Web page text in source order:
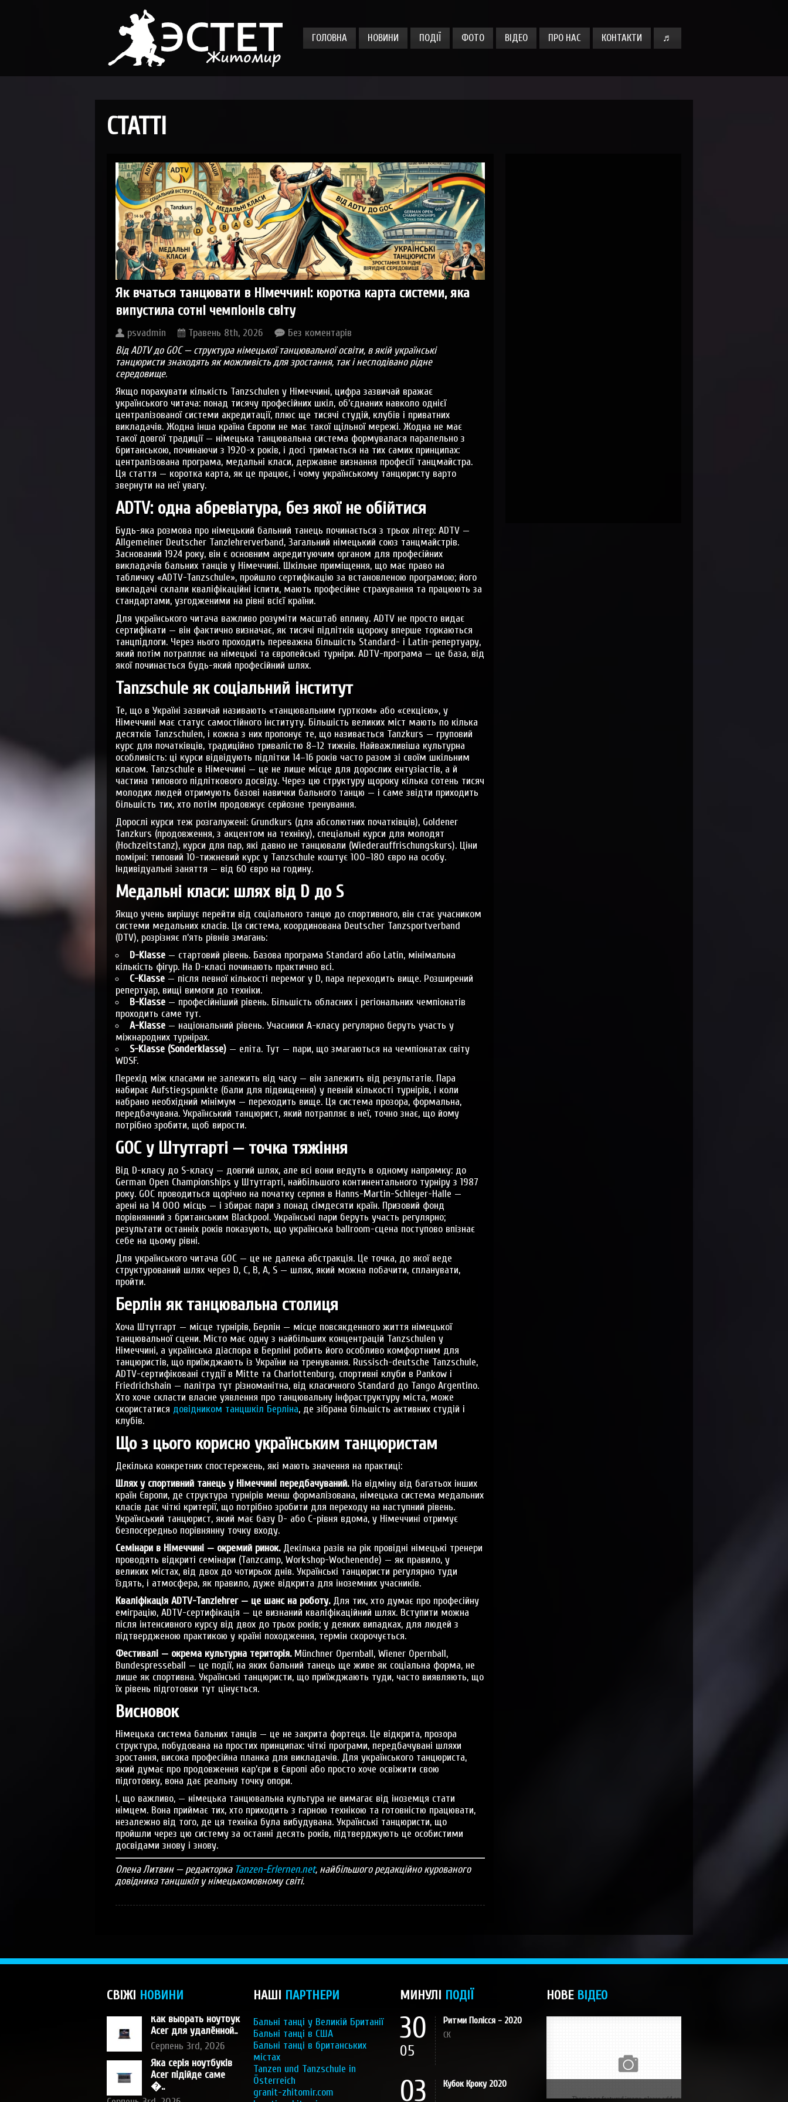
ГОЛОВНА НОВИНИ ПОДІЇ ФОТО ВІДЕО ПРО НАС КОНТАКТИ ♬
СТАТТІ
Як вчаться танцювати в Німеччині: коротка карта системи, яка
випустила сотні чемпіонів світу
psvadmin Травень 8th, 2026
Без коментарів
Від ADTV до GOC — структура німецької танцювальної освіти, в якій українські
танцюристи знаходять як можливість для зростання, так і несподівано рідне
середовище.
Якщо порахувати кількість Tanzschulen у Німеччині, цифра зазвичай вражає
українського читача: понад тисячу професійних шкіл, об’єднаних навколо однієї
централізованої системи акредитації, плюс ще тисячі студій, клубів і приватних
викладачів. Жодна інша країна Європи не має такої щільної мережі. Жодна не має
такої довгої традиції — німецька танцювальна система формувалася паралельно з
британською, починаючи з 1920-х років, і досі тримається на тих самих принципах:
централізована програма, медальні класи, державне визнання професії танцмайстра.
Ця стаття — коротка карта, як це працює, і чому українському танцюристу варто
звернути на неї увагу.
ADTV: одна абревіатура, без якої не обійтися
Будь-яка розмова про німецький бальний танець починається з трьох літер: ADTV —
Allgemeiner Deutscher Tanzlehrerverband, Загальний німецький союз танцмайстрів.
Заснований 1924 року, він є основним акредитуючим органом для професійних
викладачів бальних танців у Німеччині. Шкільне приміщення, що має право на
табличку «ADTV-Tanzschule», пройшло сертифікацію за встановленою програмою; його
викладачі склали кваліфікаційні іспити, мають професійне страхування та працюють за
стандартами, узгодженими на рівні всієї країни.
Для українського читача важливо розуміти масштаб впливу. ADTV не просто видає
сертифікати — він фактично визначає, як тисячі підлітків щороку вперше торкаються
танцпідлоги. Через нього проходить переважна більшість Standard- і Latin-репертуару,
який потім потрапляє на німецькі та європейські турніри. ADTV-програма — це база, від
якої починається будь-який професійний шлях.
Tanzschule як соціальний інститут
Те, що в Україні зазвичай називають «танцювальним гуртком» або «секцією», у
Німеччині має статус самостійного інституту. Більшість великих міст мають по кілька
десятків Tanzschulen, і кожна з них пропонує те, що називається Tanzkurs — груповий
курс для початківців, традиційно тривалістю 8–12 тижнів. Найважливіша культурна
особливість: ці курси відвідують підлітки 14–16 років часто разом зі своїм шкільним
класом. Tanzschule в Німеччині — це не лише місце для дорослих ентузіастів, а й
частина типового підліткового досвіду. Через цю структуру щороку кілька сотень тисяч
молодих людей отримують базові навички бального танцю — і саме звідти приходить
більшість тих, хто потім продовжує серйозне тренування.
Дорослі курси теж розгалужені: Grundkurs (для абсолютних початківців), Goldener
Tanzkurs (продовження, з акцентом на техніку), спеціальні курси для молодят
(Hochzeitstanz), курси для пар, які давно не танцювали (Wiederauffrischungskurs). Ціни
помірні: типовий 10-тижневий курс у Tanzschule коштує 100–180 євро на особу.
Індивідуальні заняття — від 60 євро на годину.
Медальні класи: шлях від D до S
Якщо учень вирішує перейти від соціального танцю до спортивного, він стає учасником
системи медальних класів. Ця система, координована Deutscher Tanzsportverband
(DTV), розрізняє п’ять рівнів змагань:
D-Klasse — стартовий рівень. Базова програма Standard або Latin, мінімальна
кількість фігур. На D-класі починають практично всі.
C-Klasse — після певної кількості перемог у D, пара переходить вище. Розширений
репертуар, вищі вимоги до техніки.
B-Klasse — професійніший рівень. Більшість обласних і регіональних чемпіонатів
проходить саме тут.
A-Klasse — національний рівень. Учасники A-класу регулярно беруть участь у
міжнародних турнірах.
S-Klasse (Sonderklasse) — еліта. Тут — пари, що змагаються на чемпіонатах світу
WDSF.
Перехід між класами не залежить від часу — він залежить від результатів. Пара
набирає Aufstiegspunkte (бали для підвищення) у певній кількості турнірів, і коли
набрано необхідний мінімум — переходить вище. Ця система прозора, формальна,
передбачувана. Український танцюрист, який потрапляє в неї, точно знає, що йому
потрібно зробити, щоб вирости.
GOC у Штутгарті — точка тяжіння
Від D-класу до S-класу — довгий шлях, але всі вони ведуть в одному напрямку: до
German Open Championships у Штутгарті, найбільшого континентального турніру з 1987
року. GOC проводиться щорічно на початку серпня в Hanns-Martin-Schleyer-Halle —
арені на 14 000 місць — і збирає пари з понад сімдесяти країн. Призовий фонд
порівнянний з британським Blackpool. Українські пари беруть участь регулярно;
результати останніх років показують, що українська ballroom-сцена поступово впізнає
себе на цьому рівні.
Для українського читача GOC — це не далека абстракція. Це точка, до якої веде
структурований шлях через D, C, B, A, S — шлях, який можна побачити, спланувати,
пройти.
Берлін як танцювальна столиця
Хоча Штутгарт — місце турнірів, Берлін — місце повсякденного життя німецької
танцювальної сцени. Місто має одну з найбільших концентрацій Tanzschulen у
Німеччині, а українська діаспора в Берліні робить його особливо комфортним для
танцюристів, що приїжджають із України на тренування. Russisch-deutsche Tanzschule,
ADTV-сертифіковані студії в Mitte та Charlottenburg, спортивні клуби в Pankow і
Friedrichshain — палітра тут різноманітна, від класичного Standard до Tango Argentino.
Хто хоче скласти власне уявлення про танцювальну інфраструктуру міста, може
скористатися довідником танцшкіл Берліна, де зібрана більшість активних студій і
клубів.
Що з цього корисно українським танцюристам
Декілька конкретних спостережень, які мають значення на практиці:
Шлях у спортивний танець у Німеччині передбачуваний.На відміну від багатьох інших
країн Європи, де структура турнірів менш формалізована, німецька система медальних
класів дає чіткі критерії, що потрібно зробити для переходу на наступний рівень.
Український танцюрист, який має базу D- або C-рівня вдома, у Німеччині отримує
безпосередньо порівнянну точку входу.
Семінари в Німеччині — окремий ринок.Декілька разів на рік провідні німецькі тренери
проводять відкриті семінари (Tanzcamp, Workshop-Wochenende) — як правило, у
великих містах, від двох до чотирьох днів. Українські танцюристи регулярно туди
їздять, і атмосфера, як правило, дуже відкрита для іноземних учасників.
Кваліфікація ADTV-Tanzlehrer — це шанс на роботу.Для тих, хто думає про професійну
еміграцію, ADTV-сертифікація — це визнаний кваліфікаційний шлях. Вступити можна
після інтенсивного курсу від двох до трьох років; у деяких випадках, для людей з
підтвердженою практикою у країні походження, термін скорочується.
Фестивалі — окрема культурна територія.Münchner Opernball, Wiener Opernball,
Bundespresseball — це події, на яких бальний танець ще живе як соціальна форма, не
лише як спортивна. Українські танцюристи, що приїжджають туди, часто виявляють, що
їх рівень підготовки тут цінується.
Висновок
Німецька система бальних танців — це не закрита фортеця. Це відкрита, прозора
структура, побудована на простих принципах: чіткі програми, передбачувані шляхи
зростання, висока професійна планка для викладачів. Для українського танцюриста,
який думає про продовження кар’єри в Європі або просто хоче освіжити свою
підготовку, вона дає реальну точку опори.
І, що важливо, — німецька танцювальна культура не вимагає від іноземця стати
німцем. Вона приймає тих, хто приходить з гарною технікою та готовністю працювати,
незалежно від того, де ця техніка була вибудувана. Українські танцюристи, що
пройшли через цю систему за останні десять років, підтверджують це особистими
досвідами знову і знову.
Олена Литвин — редакторка Tanzen-Erlernen.net, найбільшого редакційно курованого
довідника танцшкіл у німецькомовному світі.
СВІЖІ НОВИНИ
Как выбрать ноутбук
Acer для удалённой..
Серпень 3rd, 2026
Яка серія ноутбуків
Acer підійде саме
�..
НАШІ ПАРТНЕРИ
Бальні танці у Великій Британії
Бальні танці в США
Бальні танці в британських
містах
Tanzen und Tanzschule in
Österreich
granit-zhitomir.com
МИНУЛІ ПОДІЇ
30
05
Ритми Полісся - 2020
СК
03 Кубок Кроку 2020
НОВЕВІДЕО